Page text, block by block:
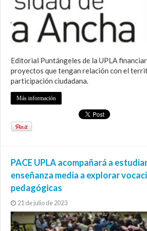
Editorial Puntángeles de la UPLA
proyectos que tengan relación con el
participación ciudadana.
Más información
PACE UPLA acompañará a
enseñanza media a explorar
pedagógicas
21 de julio de 2023